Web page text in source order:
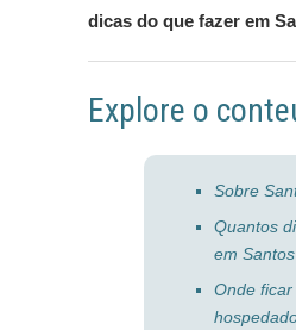
dicas do que fazer em
Explore o
Sobre
Quantos
em Santos
Onde ficar